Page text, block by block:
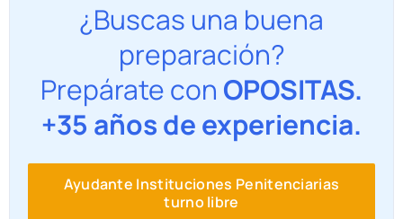
¿Buscas una buena
preparación?
Prepárate con OPOSITAS.
+35 años de experiencia.
Ayudante Instituciones Penitenciarias
turno libre